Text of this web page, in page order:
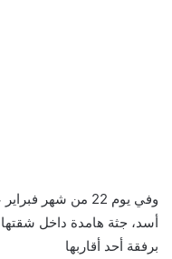
وفي يوم 22 من شهر
أسد، جثة هامدة داخل
برفقة أحد أقاربها